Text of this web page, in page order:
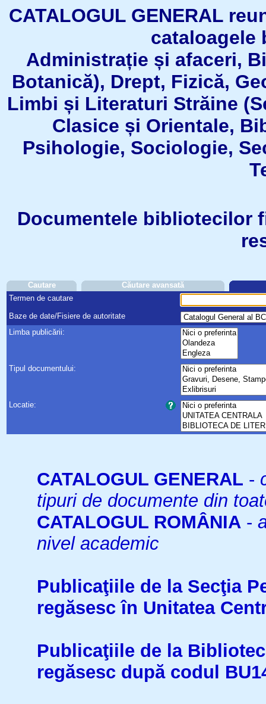
CATALOGUL GENERAL
Administrație și afaceri,
Botanică), Drept, Fizică,
Limbi și Literaturi Străine
Clasice și Orientale,
Psihologie, Sociologie,
Documentele bibliotecilor
Cautare
Căutare avansată
Termen de cautare
Baze de date/Fisiere de autoritate
Limba publicării:
Tipul documentului:
Locatie:
CATALOGUL GENERAL -
tipuri de documente din
CATALOGUL ROMÂNIA -
nivel academic
Publicaţiile de la Secţia
regăsesc în Unitatea
Publicaţiile de la
regăsesc după codul